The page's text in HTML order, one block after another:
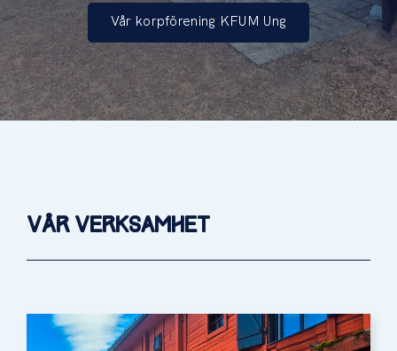
Vår korpförening KFUM Ung
VÅR VERKSAMHET